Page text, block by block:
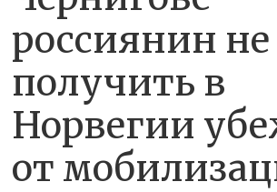
россиянин не
получить в
Норвегии
от